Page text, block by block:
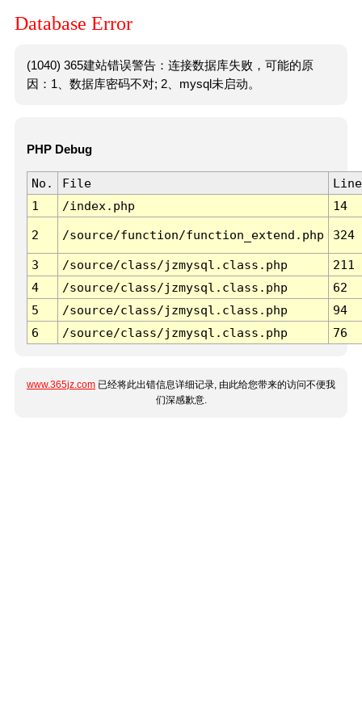
Database Error
(1040) 365建站错误警告：连接数据库失败，可能的原
因：1、数据库密码不对; 2、mysql未启动。
PHP Debug
No. File
Line
1
/index.php 14
2 /source/function/function_extend.php 324
3 /source/class/jzmysql.class.php
211
4
/source/class/jzmysql.class.php
62
5
/source/class/jzmysql.class.php
94
6
/source/class/jzmysql.class.php 76
www.365jz.com 已经将此出错信息详细记录, 由此给您带来的访问不便我
们深感歉意.